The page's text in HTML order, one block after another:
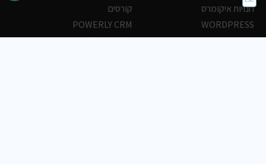
חנויות איקומרס
WORDPRESS
אחסון ושרתים
קורסים
POWERLY CRM
הלקוחות שלנו